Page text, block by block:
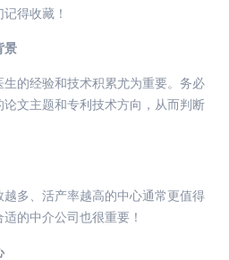
得收藏！
景
的经验和技术积累尤为重要。务必
文主题和专利技术方向，从而判断
多、活产率越高的中心通常更值得
的中介公司也很重要！